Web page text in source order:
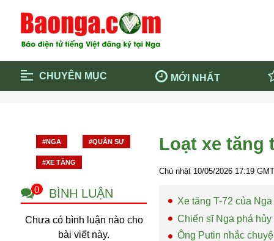
CHUYÊN MỤC MỚI NHẤT
Cộng đồng
Thông tin
Cuộc sống quanh ta
Khám
Quảng cáo
#NGA #QUÂN SỰ
#XE TĂNG
0 BÌNH LUẬN
Chưa có bình luận nào cho
bài viết này.
Loạt xe tăng
Chủ nhật 10/05/2026 17:19
Xe tăng T-72 của
Chiến sĩ Nga phá
Ông Putin nhắc